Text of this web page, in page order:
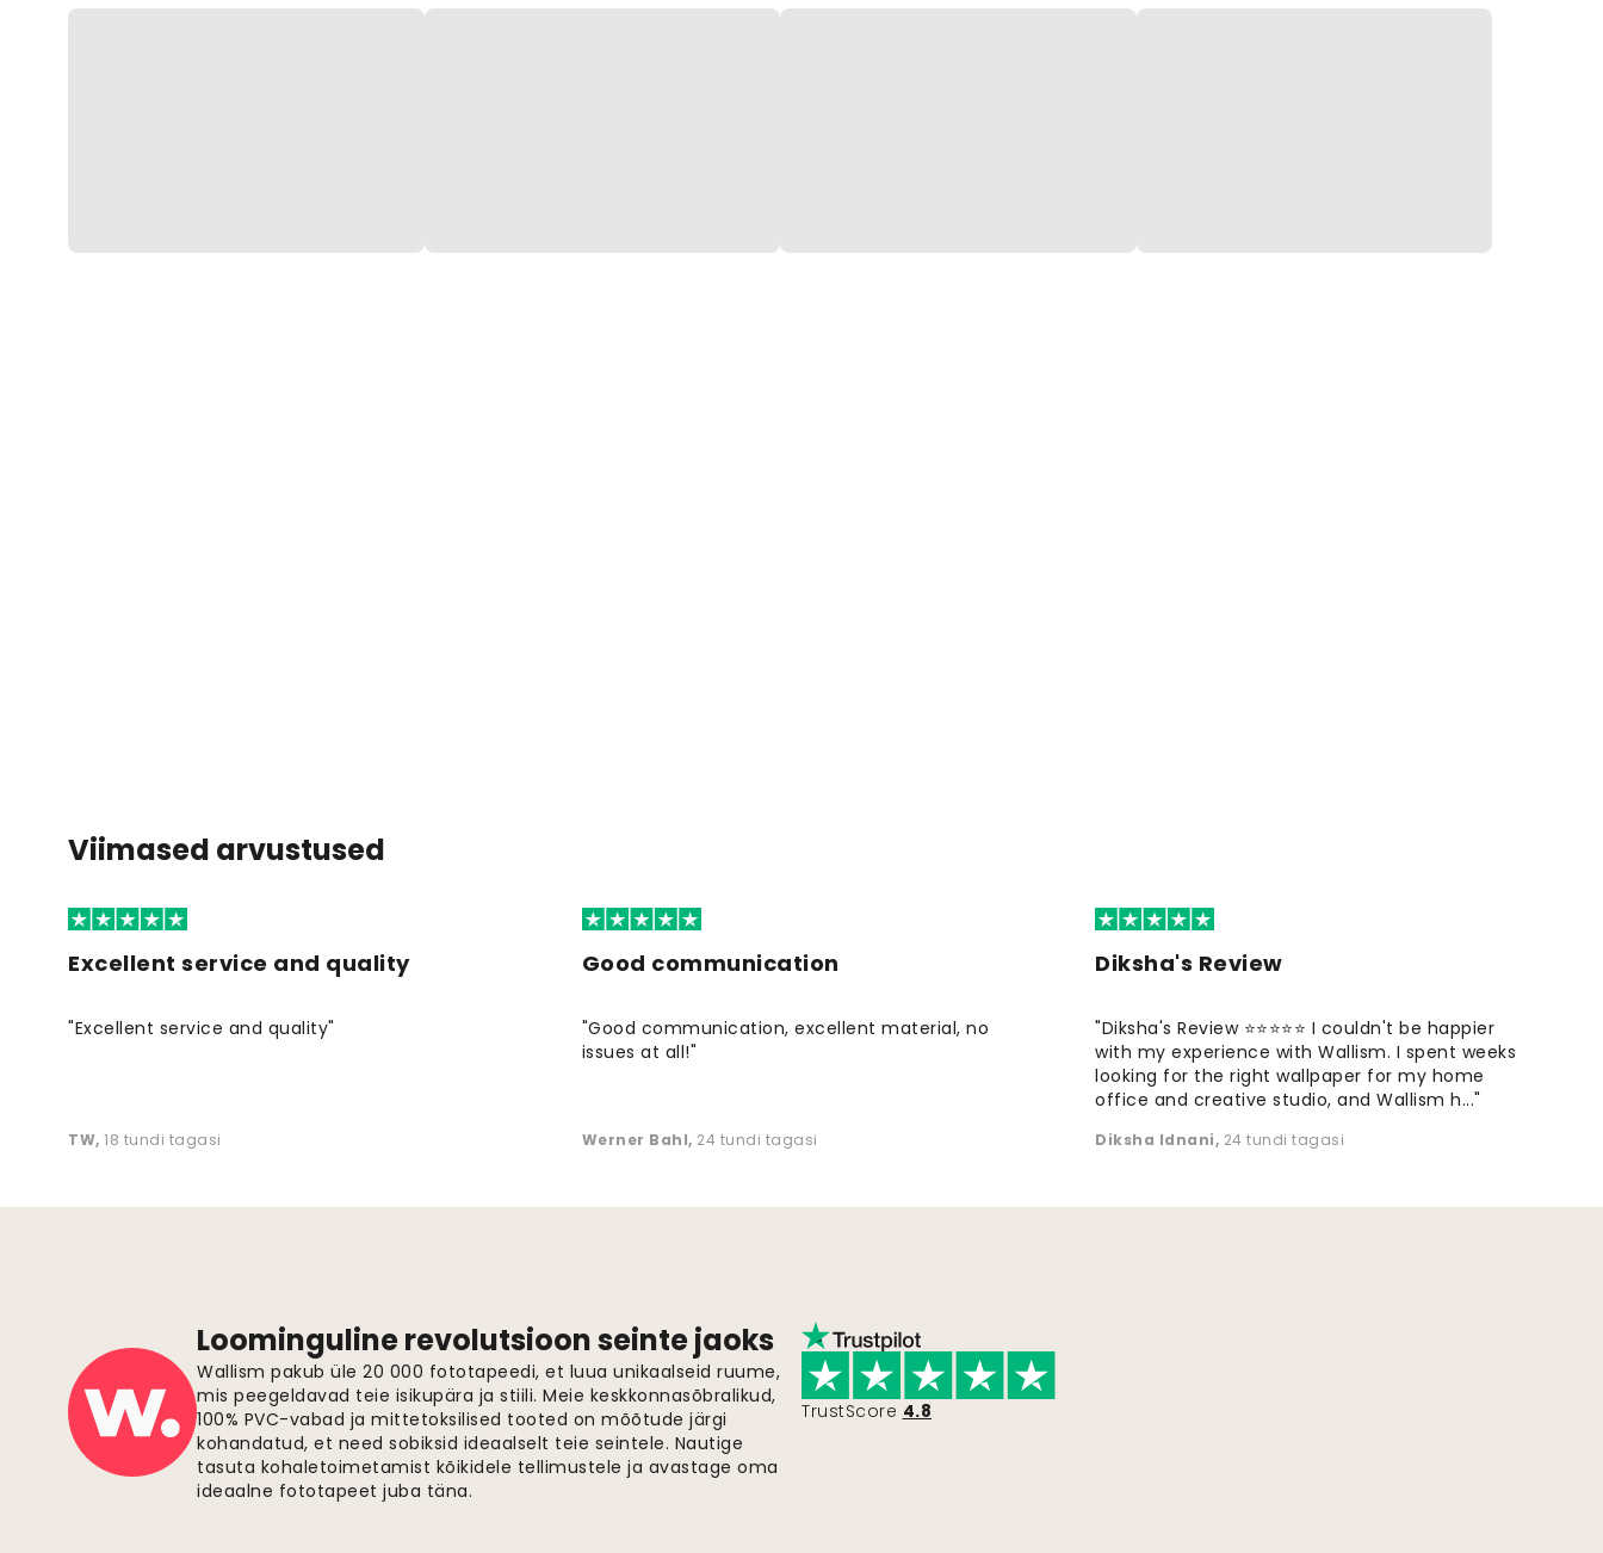
Viimased arvustused
Excellent service and quality
"Excellent service and quality"
TW, 18 tundi tagasi
Good communication
"Good communication, excellent material, no
issues at all!"
Werner Bahl, 24 tundi tagasi
Diksha's Review
"Diksha's Review ⭐⭐⭐⭐⭐ I couldn't be happier
with my experience with Wallism. I spent weeks
looking for the right wallpaper for my home
office and creative studio, and Wallism h..."
Diksha Idnani, 24 tundi tagasi
Loominguline revolutsioon seinte jaoks
Wallism pakub üle 20 000 fototapeedi, et luua unikaalseid ruume,
mis peegeldavad teie isikupära ja stiili. Meie keskkonnasõbralikud,
100% PVC-vabad ja mittetoksilised tooted on mõõtude järgi
kohandatud, et need sobiksid ideaalselt teie seintele. Nautige
tasuta kohaletoimetamist kõikidele tellimustele ja avastage oma
ideaalne fototapeet juba täna.
TrustScore 4.8